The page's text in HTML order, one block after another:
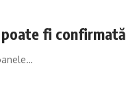
poate fi confirmată